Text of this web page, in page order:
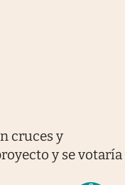
cruces y
y se votaría